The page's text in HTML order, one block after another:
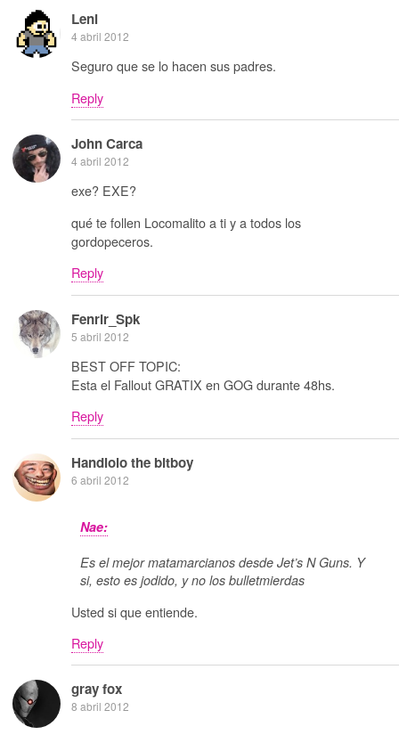
Leni
4 abril 2012
Seguro que se lo hacen sus padres.
Reply
John Carca
4 abril 2012
exe? EXE?
qué te follen Locomalito a ti y a todos los
gordopeceros.
Reply
Fenrir_Spk
5 abril 2012
BEST OFF TOPIC:
Esta el Fallout GRATIX en GOG durante 48hs.
Reply
Handlolo the bitboy
6 abril 2012
Nae:
Es el mejor matamarcianos desde Jet’s N Guns. Y
si, esto es jodido, y no los bulletmierdas
Usted si que entiende.
Reply
gray fox
8 abril 2012